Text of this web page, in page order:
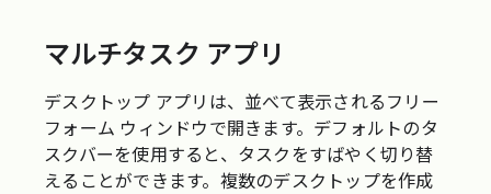
マルチタスク アプリ
デスクトップ アプリは、並べて表示されるフリー
フォーム ウィンドウで開きます。デフォルトのタ
スクバーを使用すると、タスクをすばやく切り替
えることができます。複数のデスクトップを作成